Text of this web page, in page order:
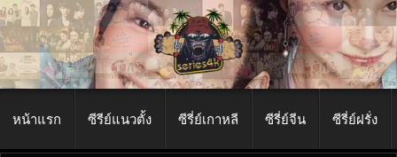
หน้าแรก ซีรีย์แนวตั้ง ซีรี่ย์เกาหลี ซีรี่ย์จีน ซีรี่ย์ฝรั่ง